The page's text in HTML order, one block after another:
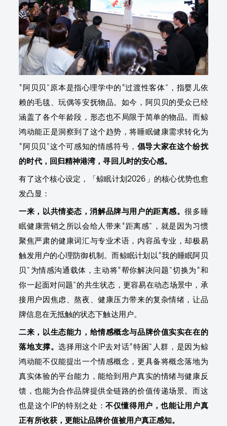
“阿贝贝”原本是指心理学中的“过渡性客体”，指婴儿依
赖的毛毯、玩偶等安抚物品。如今，阿贝贝的受众已经
涵盖了各个年龄段，形态也不局限于简单的物品。而鲸
鸿动能正是洞察到了这个趋势，将睡眠健康需求转化为
“阿贝贝”这个可感知的情感符号， 倡导大家在这个纷扰
的时代，回归精神港湾，寻回儿时的安心感。
有了这个核心设定，「鲸眠计划2026」的核心优势也愈
发凸显：
一来，以共情姿态，消解品牌与用户的距离感。很多睡
眠健康营销之所以会给人带来“距离感”，就是因为习惯
聚焦严肃的健康词汇与专业术语，内容虽专业，却极易
触发用户的心理防御机制。而鲸眠计划以“我的睡眠阿贝
贝”为情感沟通载体，主动将“帮你解决问题”切换为“和
你一起面对问题”的共生状态，更容易在动态场景中，承
接用户因焦虑、熬夜、健康压力带来的复杂情绪，让品
牌信息在无抵触的状态下触达用户。
二来，以生态能力，给情感概念与品牌价值实实在在的
落地支撑。选择用这个IP去对话“特困”人群，是因为鲸
鸿动能不仅能提出一个情感概念，更具备将概念落地为
真实体验的平台能力，能给到用户真实的情绪与健康反
馈，也能为合作品牌提供全链路的价值传递场景。而这
也是这个IP的特别之处：不仅懂得用户，也能让用户真
正有所收获，更能让品牌价值被用户真正感知。